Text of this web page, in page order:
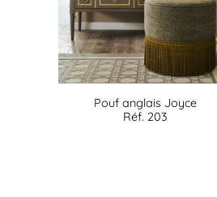
Pouf anglais Joyce
Réf. 203